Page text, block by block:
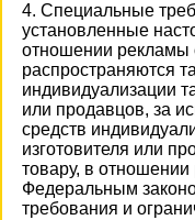
4. Специальные
установленные
отношении рекламы
распространяются
индивидуализации
или продавцов, за
средств
изготовителя или
товару, в
Федеральным
требования и